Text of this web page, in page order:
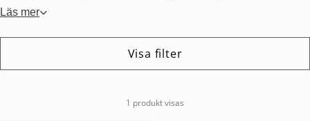
Läs mer
Visa filter
1 produkt visas